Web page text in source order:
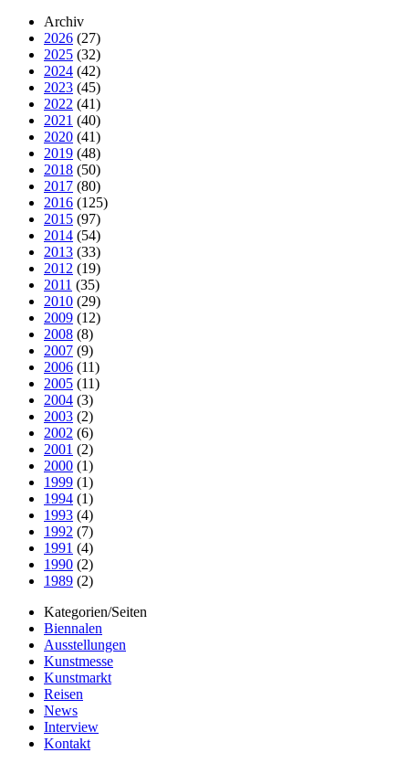
Archiv
2026 (27)
2025 (32)
2024 (42)
2023 (45)
2022 (41)
2021 (40)
2020 (41)
2019 (48)
2018 (50)
2017 (80)
2016 (125)
2015 (97)
2014 (54)
2013 (33)
2012 (19)
2011 (35)
2010 (29)
2009 (12)
2008 (8)
2007 (9)
2006 (11)
2005 (11)
2004 (3)
2003 (2)
2002 (6)
2001 (2)
2000 (1)
1999 (1)
1994 (1)
1993 (4)
1992 (7)
1991 (4)
1990 (2)
1989 (2)
Kategorien/Seiten
Biennalen
Ausstellungen
Kunstmesse
Kunstmarkt
Reisen
News
Interview
Kontakt